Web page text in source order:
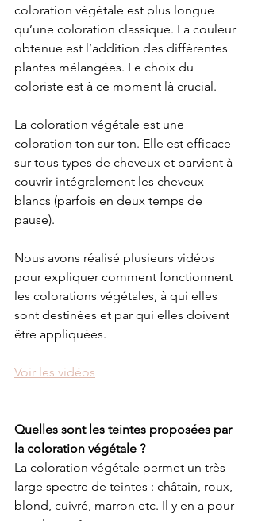
coloration végétale est plus longue
qu’une coloration classique. La couleur
obtenue est l’addition des différentes
plantes mélangées. Le choix du
coloriste est à ce moment là crucial.
La coloration végétale est une
coloration ton sur ton. Elle est efficace
sur tous types de cheveux et parvient à
couvrir intégralement les cheveux
blancs (parfois en deux temps de
pause).
Nous avons réalisé plusieurs vidéos
pour expliquer comment fonctionnent
les colorations végétales, à qui elles
sont destinées et par qui elles doivent
être appliquées.
Voir les vidéos
Quelles sont les teintes proposées par
la coloration végétale ?
La coloration végétale permet un très
large spectre de teintes : châtain, roux,
blond, cuivré, marron etc. Il y en a pour